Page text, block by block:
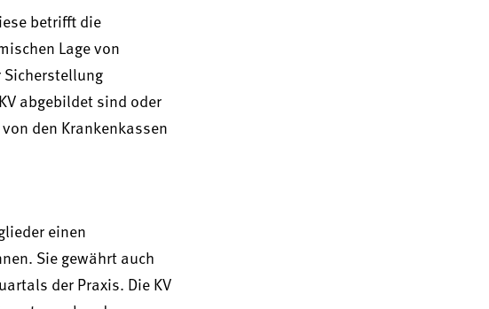
betrifft die
Lage von
Sicherstellung
abgebildet sind oder
den Krankenkassen
einen
Sie gewährt auch
der Praxis. Die KV